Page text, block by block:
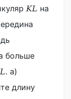
KL на
больше
L. a)
длину